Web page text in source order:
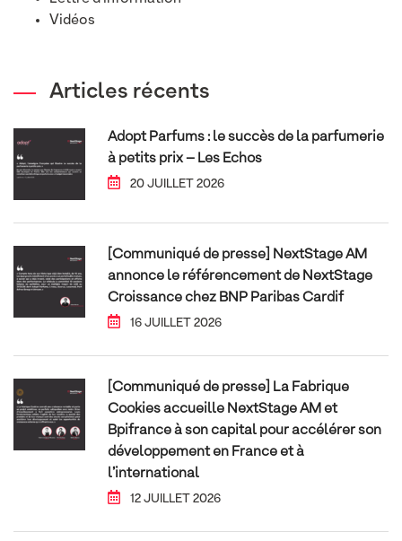
Vidéos
Articles récents
Adopt Parfums : le succès de la parfumerie
à petits prix – Les Echos
20 JUILLET 2026
[Communiqué de presse] NextStage AM
annonce le référencement de NextStage
Croissance chez BNP Paribas Cardif
16 JUILLET 2026
[Communiqué de presse] La Fabrique
Cookies accueille NextStage AM et
Bpifrance à son capital pour accélérer son
développement en France et à
l’international
12 JUILLET 2026